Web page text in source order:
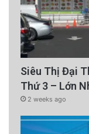
Siêu Thị Đại
Thứ 3 – Lớn
2 weeks ago